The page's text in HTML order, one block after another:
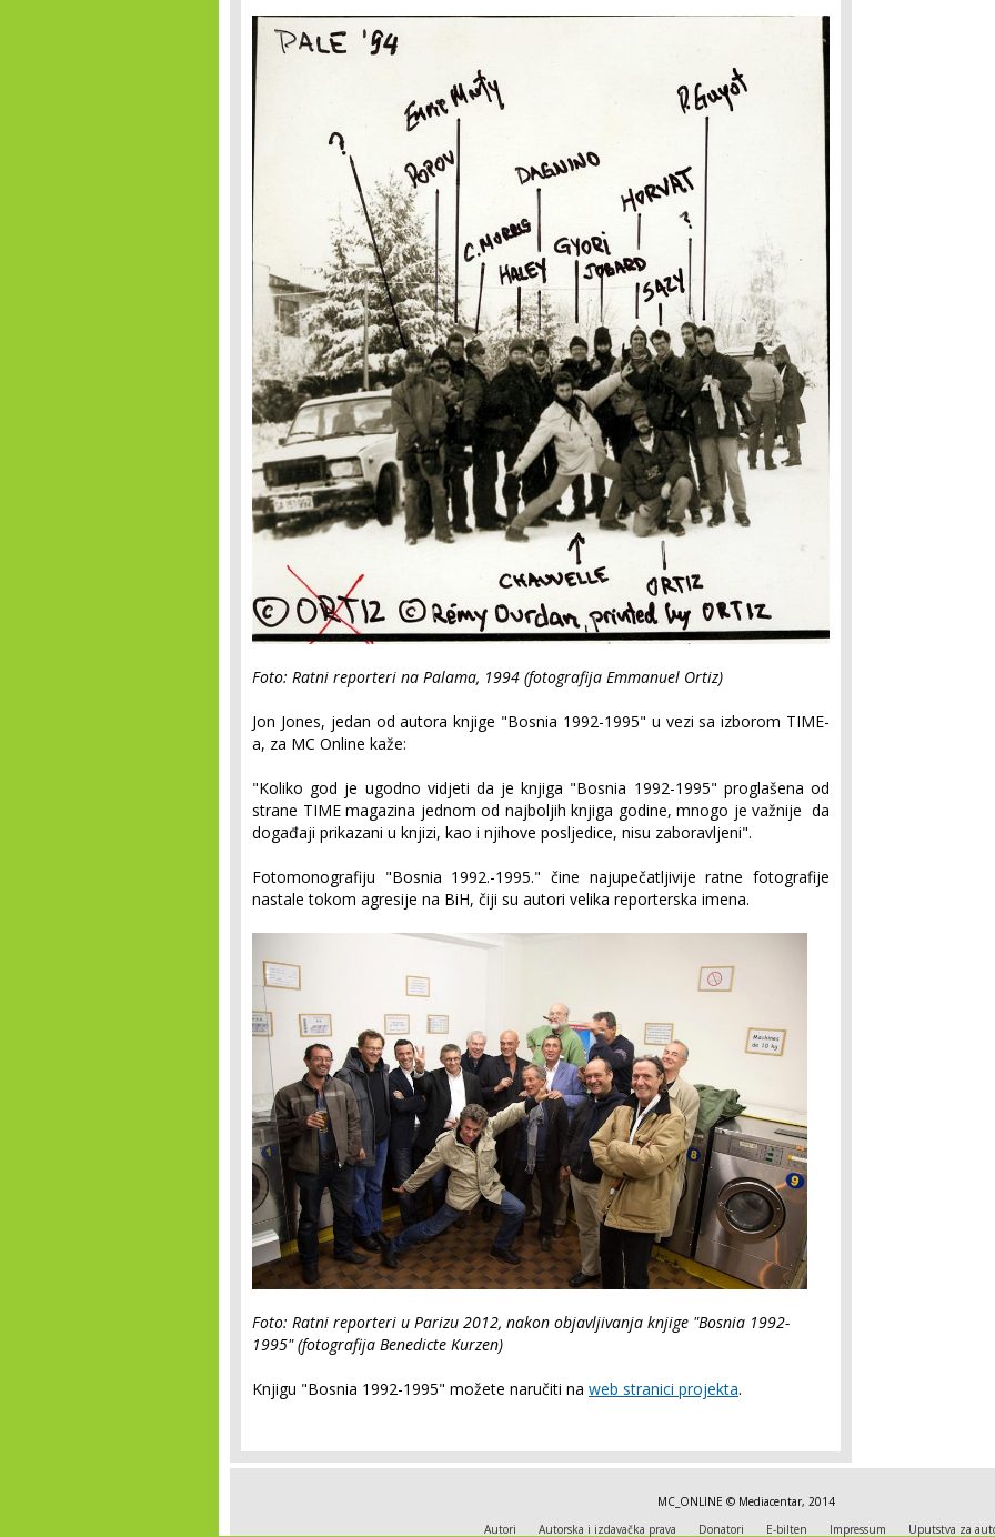
Foto: Ratni reporteri na Palama, 1994 (fotografija Emmanuel Ortiz)
Jon Jones, jedan od autora knjige "Bosnia 1992-1995" u vezi sa izborom TIME-
a, za MC Online kaže:
"Koliko god je ugodno vidjeti da je knjiga "Bosnia 1992-1995" proglašena od
strane TIME magazina jednom od najboljih knjiga godine, mnogo je važnije da
događaji prikazani u knjizi, kao i njihove posljedice, nisu zaboravljeni".
Fotomonografiju "Bosnia 1992.-1995." čine najupečatljivije ratne fotografije
nastale tokom agresije na BiH, čiji su autori velika reporterska imena.
Foto: Ratni reporteri u Parizu 2012, nakon objavljivanja knjige "Bosnia 1992-
1995" (fotografija Benedicte Kurzen)
Knjigu "Bosnia 1992-1995" možete naručiti na web stranici projekta.
MC_ONLINE © Mediacentar, 2014
Autori
Autorska i izdavačka prava Donatori E-bilten Impressum Uputstva za